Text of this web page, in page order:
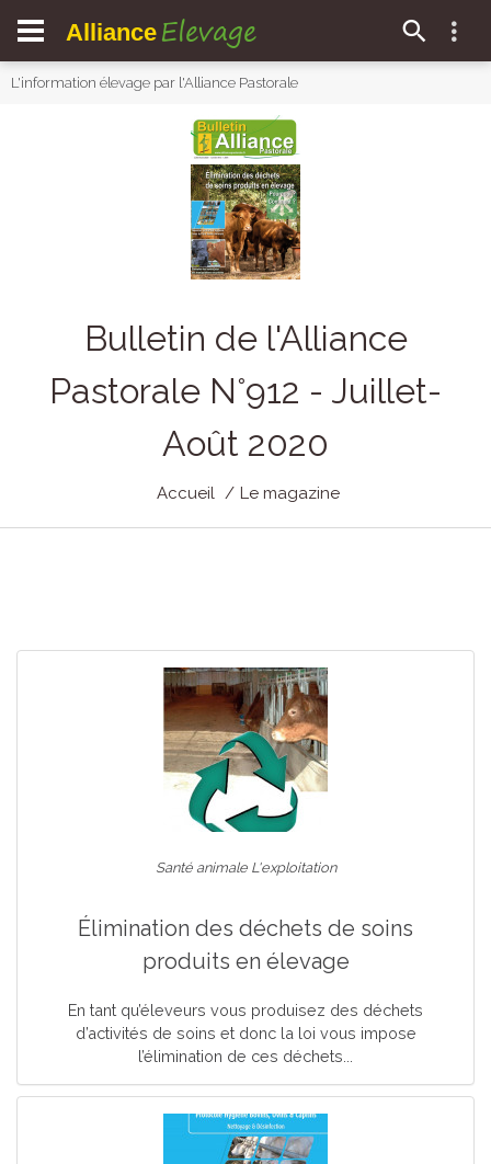
Alliance Elevage
L'information élevage par l'Alliance Pastorale
Bulletin de l'Alliance
Pastorale N°912 - Juillet-
Août 2020
Accueil Le magazine
Santé animale L'exploitation
Élimination des déchets de soins
produits en élevage
En tant qu’éleveurs vous produisez des déchets
d’activités de soins et donc la loi vous impose
l’élimination de ces déchets...